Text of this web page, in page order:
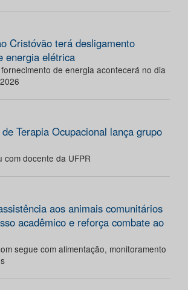
Cristóvão terá desligamento
energia elétrica
de energia acontecerá no dia
Terapia Ocupacional lança grupo
com docente da UFPR
aos animais comunitários
acadêmico e reforça combate ao
segue com alimentação, monitoramento